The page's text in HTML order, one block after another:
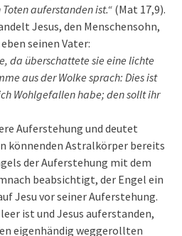
auferstanden ist.“ (Mat 17,9).
Jesus, den Menschensohn,
seinen Vater:
da überschattete sie eine lichte
aus der Wolke sprach: Dies ist
Wohlgefallen habe; den sollt ihr
Auferstehung und deutet
könnenden Astralkörper bereits
der Auferstehung mit dem
beabsichtigt, der Engel ein
Jesu vor seiner Auferstehung.
ist und Jesus auferstanden,
eigenhändig weggerollten